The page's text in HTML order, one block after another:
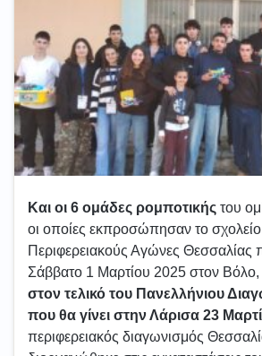
Και οι 6 ομάδες ρομποτικής του
οι οποίες εκπροσώπησαν το
Περιφερειακούς Αγώνες Θεσσαλίας
Σάββατο 1 Μαρτίου 2025 στον Βόλο,
στον τελικό του Πανελλήνιου
που θα γίνει στην Λάρισα 23
περιφερειακός διαγωνισμός